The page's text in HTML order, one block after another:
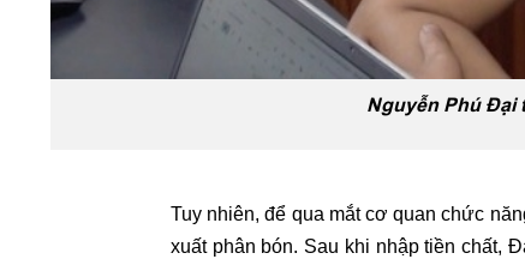
Nguyễn Phú Đại
Tuy nhiên, để qua mắt cơ quan chức
xuất phân bón. Sau khi nhập tiền chất,